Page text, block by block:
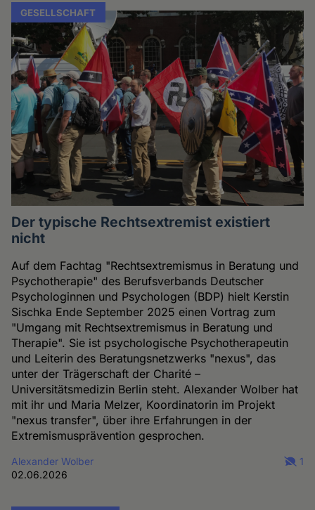
GESELLSCHAFT
Der typische Rechtsextremist existiert
nicht
Auf dem Fachtag "Rechtsextremismus in Beratung und
Psychotherapie" des Berufsverbands Deutscher
Psychologinnen und Psychologen (BDP) hielt Kerstin
Sischka Ende September 2025 einen Vortrag zum
"Umgang mit Rechtsextremismus in Beratung und
Therapie". Sie ist psychologische Psychotherapeutin
und Leiterin des Beratungsnetzwerks "nexus", das
unter der Trägerschaft der Charité –
Universitätsmedizin Berlin steht. Alexander Wolber hat
mit ihr und Maria Melzer, Koordinatorin im Projekt
"nexus transfer", über ihre Erfahrungen in der
Extremismusprävention gesprochen.
Alexander Wolber
02.06.2026
1